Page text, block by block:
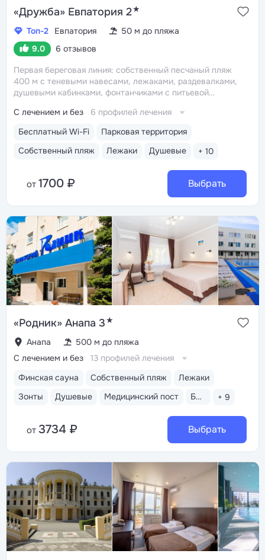
«Дружба» Евпатория 2★
Топ-2 Евпатория
50 м до пляжа
9.0
6 отзывов
Первая береговая линия: собственный песчаный пляж
400 м с теневыми навесами, лежаками, раздевалками,
душевыми кабинками, фонтанчиками с питьевой
парка, аквапарка «Акваленд», набережной им. Фрунзе,
дельфинария и океанариума
«шведский стол» включено в путёвку. На пляже есть
летнее кафе с закусками, мороженым, напитками
Бесплатный Wi-Fi
Парковая территория
Собственный пляж
Лежаки Душевые + 10
С лечением и без 6 профилей лечения
от 1700 ₽ Выбрать
«Родник» Анапа 3★
Анапа 500 м до пляжа
Финская сауна Собственный пляж
Лежаки
Зонты
Душевые Медицинский пост Бассейн открытый + 9
С лечением и без 13 профилей лечения
от 3734 ₽ Выбрать